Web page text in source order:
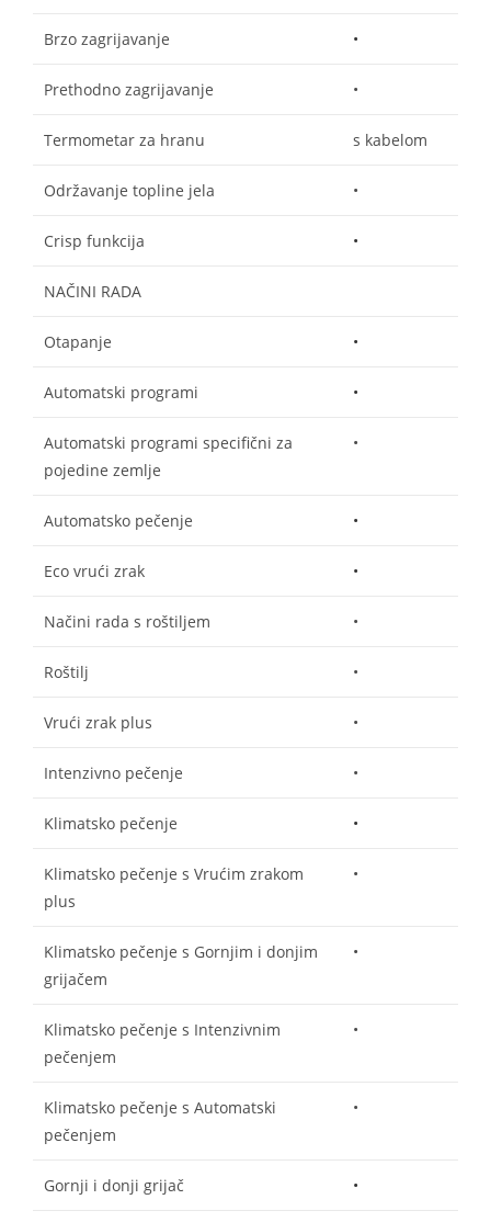
Brzo zagrijavanje •
Prethodno zagrijavanje •
Termometar za hranu s kabelom
Održavanje topline jela •
Crisp funkcija •
NAČINI RADA
Otapanje •
Automatski programi •
Automatski programi specifični za
pojedine zemlje
•
Automatsko pečenje •
Eco vrući zrak •
Načini rada s roštiljem •
Roštilj •
Vrući zrak plus •
Intenzivno pečenje •
Klimatsko pečenje •
Klimatsko pečenje s Vrućim zrakom
plus
•
Klimatsko pečenje s Gornjim i donjim
grijačem
•
Klimatsko pečenje s Intenzivnim
pečenjem
•
Klimatsko pečenje s Automatski
pečenjem
•
Gornji i donji grijač •